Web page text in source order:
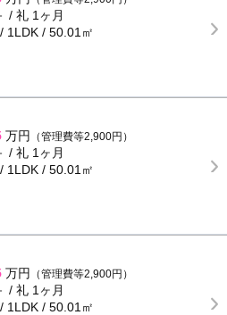
/ 礼 1ヶ月
1LDK / 50.01㎡
万円 （管理費等2,900円）
/ 礼 1ヶ月
1LDK / 50.01㎡
万円 （管理費等2,900円）
/ 礼 1ヶ月
1LDK / 50.01㎡